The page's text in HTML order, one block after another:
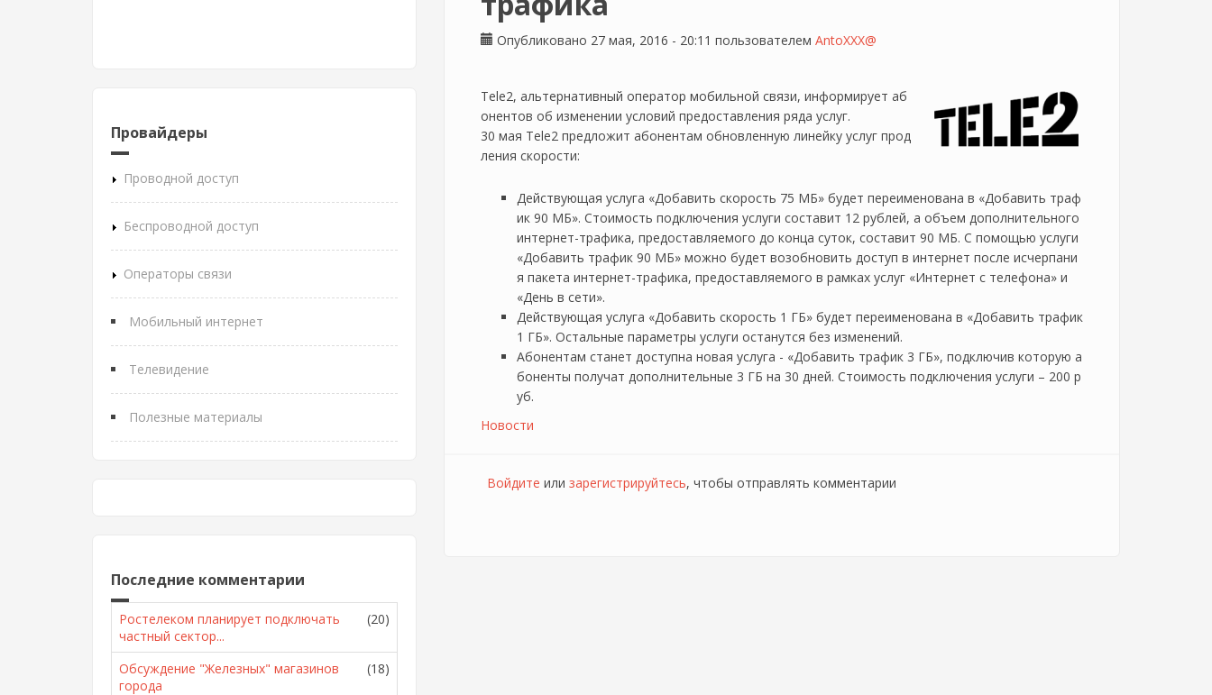
Провайдеры
Проводной доступ
Беспроводной доступ
Операторы связи
Мобильный интернет
Телевидение
Полезные материалы
Последние комментарии
Ростелеком планирует подключать
частный сектор...
(20)
Обсуждение "Железных" магазинов
города
(18)
Опубликовано 27 мая, 2016 - 20:11 пользователем AntoXXX@
Tele2, альтернативный оператор мобильной связи, информирует аб
онентов об изменении условий предоставления ряда услуг.
30 мая Tele2 предложит абонентам обновленную линейку услуг прод
ления скорости:
Действующая услуга «Добавить скорость 75 МБ» будет переименована в «Добавить траф
ик 90 МБ». Стоимость подключения услуги составит 12 рублей, а объем дополнительного
интернет-трафика, предоставляемого до конца суток, составит 90 МБ. С помощью услуги
«Добавить трафик 90 МБ» можно будет возобновить доступ в интернет после исчерпани
я пакета интернет-трафика, предоставляемого в рамках услуг «Интернет с телефона» и
«День в сети».
Действующая услуга «Добавить скорость 1 ГБ» будет переименована в «Добавить трафик
1 ГБ». Остальные параметры услуги останутся без изменений.
Абонентам станет доступна новая услуга - «Добавить трафик 3 ГБ», подключив которую а
боненты получат дополнительные 3 ГБ на 30 дней. Стоимость подключения услуги – 200 р
уб.
Новости
Войдите или зарегистрируйтесь, чтобы отправлять комментарии